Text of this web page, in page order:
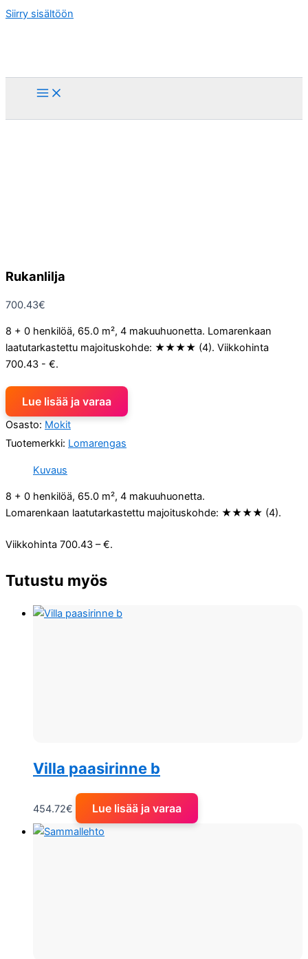
Siirry sisältöön
Rukanlilja
700.43€
8 + 0 henkilöä, 65.0 m², 4 makuuhuonetta. Lomarenkaan
laatutarkastettu majoituskohde: ★★★★ (4). Viikkohinta
700.43 - €.
Lue lisää ja varaa
Osasto: Mokit
Tuotemerkki: Lomarengas
Kuvaus
8 + 0 henkilöä, 65.0 m², 4 makuuhuonetta.
Lomarenkaan laatutarkastettu majoituskohde: ★★★★ (4).
Viikkohinta 700.43 – €.
Tutustu myös
Villa paasirinne b
454.72€ Lue lisää ja varaa